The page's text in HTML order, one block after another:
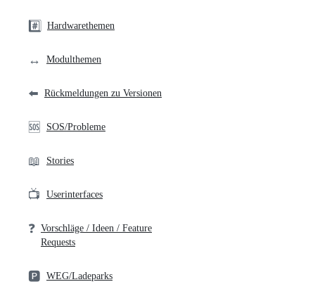
#️⃣ Hardwarethemen
↔️ Modulthemen
⬅️ Rückmeldungen zu Versionen
🆘 SOS/Probleme
📖 Stories
📺 Userinterfaces
❓ Vorschläge / Ideen / Feature
Requests
🅿️ WEG/Ladeparks